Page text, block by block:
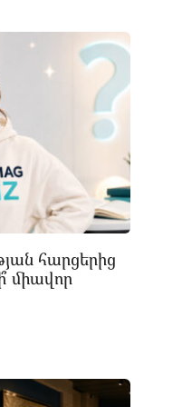
հարցերից
միավոր